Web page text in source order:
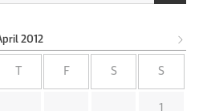
2012
F S S
1